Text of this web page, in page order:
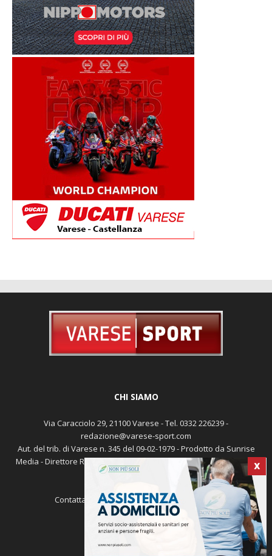
X
CHI SIAMO
Via Caracciolo 29, 21100 Varese - Tel. 0332 226239 -
redazione@varese-sport.com
Aut. del trib. di Varese n. 345 del 09-02-1979 - Prodotto da Sunrise
Media - Direttore Responsabile: Michele Marocco -Cookie policy
Pubblicità
Contattaci: redazione@varese-sport.com
SEGUICI